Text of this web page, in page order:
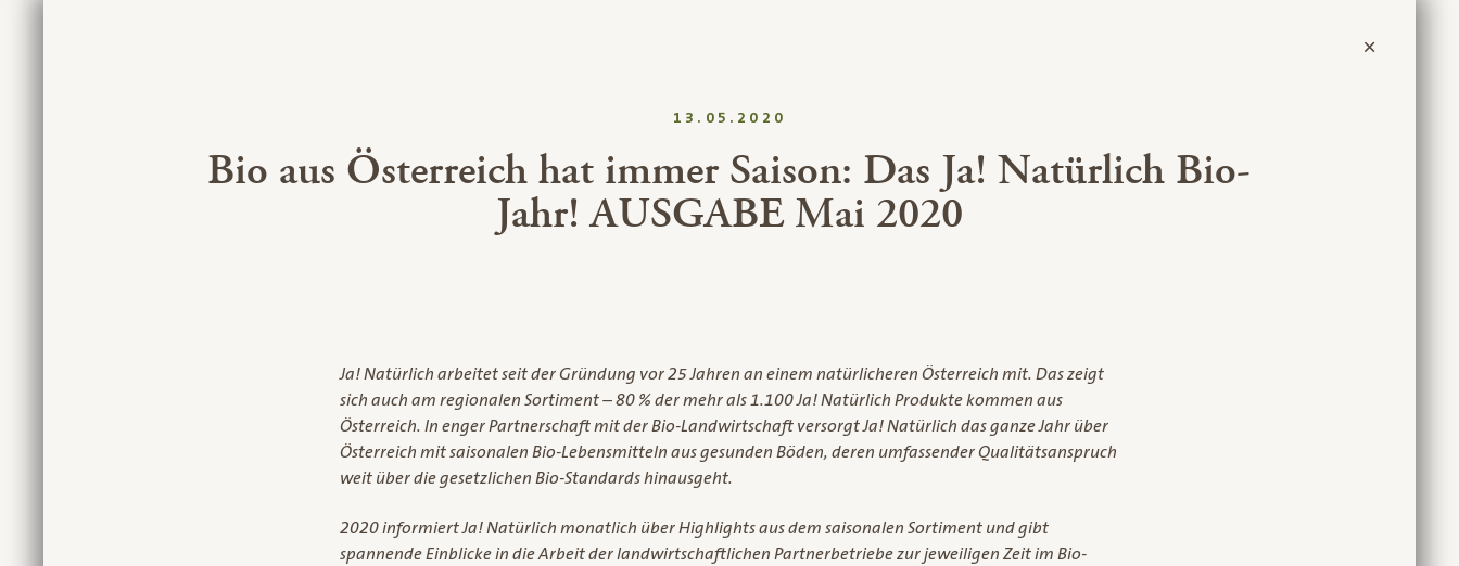
13.05.2020
Bio aus Österreich hat immer Saison: Das Ja! Natürlich Bio-
Jahr! AUSGABE Mai 2020
Ja! Natürlich arbeitet seit der Gründung vor 25 Jahren an einem natürlicheren Österreich mit. Das zeigt
sich auch am regionalen Sortiment – 80 % der mehr als 1.100 Ja! Natürlich Produkte kommen aus
Österreich. In enger Partnerschaft mit der Bio-Landwirtschaft versorgt Ja! Natürlich das ganze Jahr über
Österreich mit saisonalen Bio-Lebensmitteln aus gesunden Böden, deren umfassender Qualitätsanspruch
weit über die gesetzlichen Bio-Standards hinausgeht.
2020 informiert Ja! Natürlich monatlich über Highlights aus dem saisonalen Sortiment und gibt
spannende Einblicke in die Arbeit der landwirtschaftlichen Partnerbetriebe zur jeweiligen Zeit im Bio-